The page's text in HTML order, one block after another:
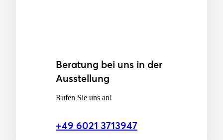
Beratung bei uns in der
Ausstellung
Rufen Sie uns an!
+49 6021 3713947